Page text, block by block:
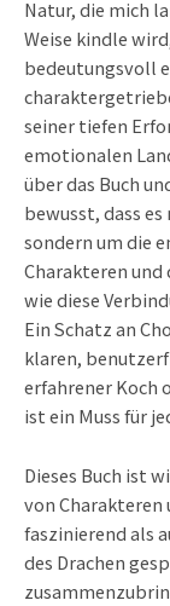
Natur, die mich
Weise kindle
bedeutungsvoll
seiner tiefen
emotionalen
über das Buch
bewusst, dass
sondern um die
Charakteren und
wie diese
Ein Schatz an
klaren,
erfahrener Koch
ist ein Muss für
Dieses Buch ist
von Charakteren
faszinierend als
des Drachen